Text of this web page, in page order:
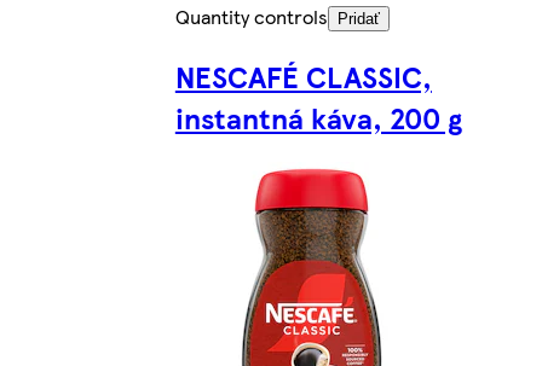
Quantity controls
Pridať
NESCAFÉ CLASSIC,
instantná káva, 200 g